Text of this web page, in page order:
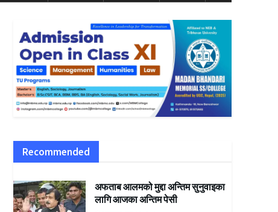
Recommended
अफताब आलमको मुद्दा अन्तिम सुनुवाइका
लागि आजका अन्तिम पेसी